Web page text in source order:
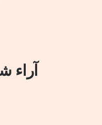
آراء